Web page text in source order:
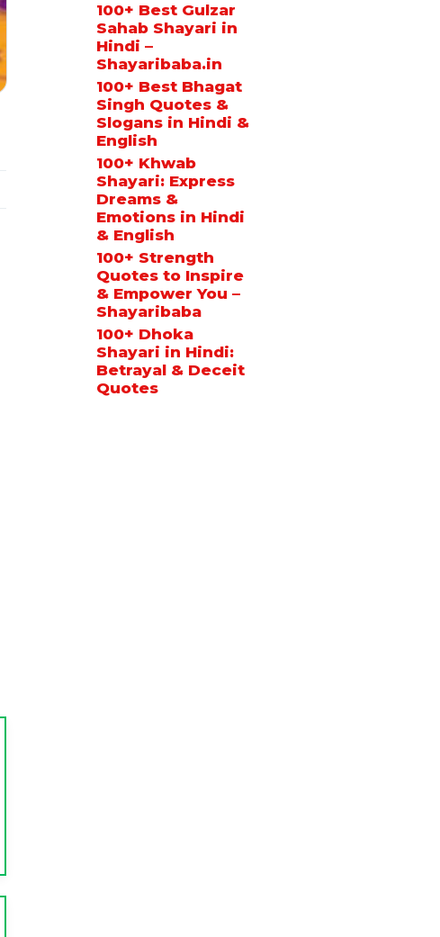
100+ Best Gulzar
Sahab Shayari in
Hindi –
Shayaribaba.in
100+ Best Bhagat
Singh Quotes &
Slogans in Hindi &
English
100+ Khwab
Shayari: Express
Dreams &
Emotions in Hindi
& English
100+ Strength
Quotes to Inspire
& Empower You –
Shayaribaba
100+ Dhoka
Shayari in Hindi:
Betrayal & Deceit
Quotes